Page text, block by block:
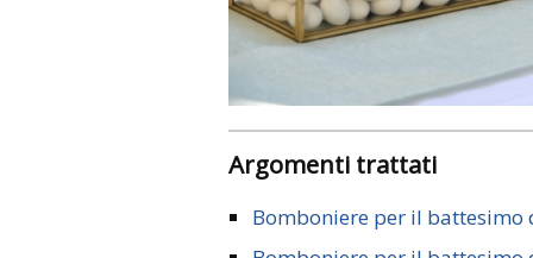
Argomenti trattati
Bomboniere per il